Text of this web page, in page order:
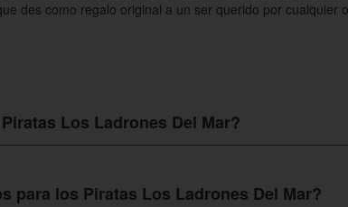
des como regalo original a un ser querido por cualquier
Los Ladrones Del Mar?
para los Piratas Los Ladrones Del Mar?